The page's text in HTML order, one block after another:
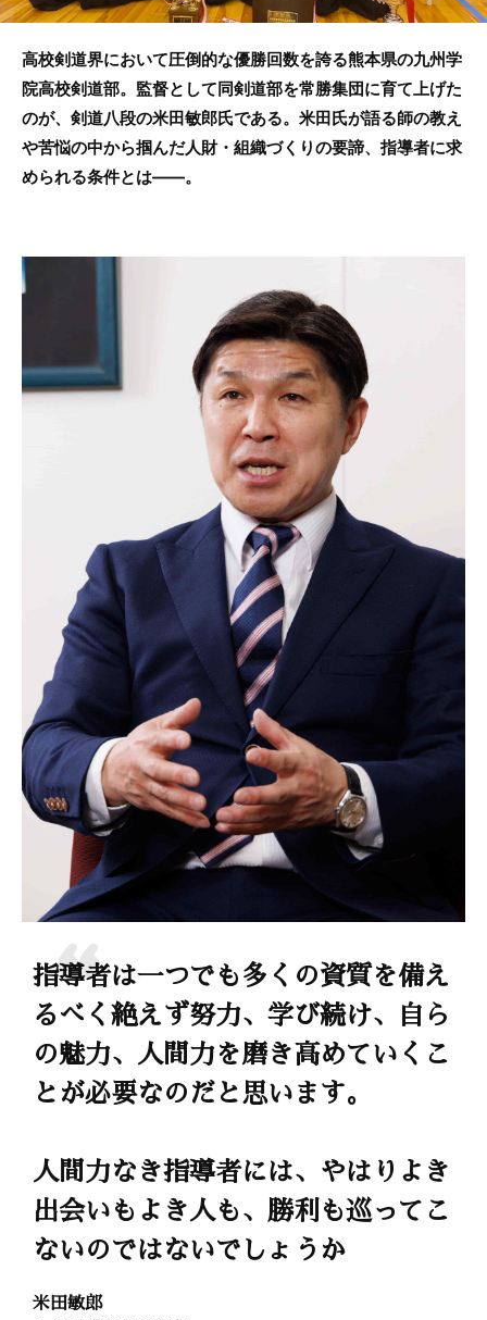
高校剣道界において圧倒的な優勝回数を誇る熊本県の九州学
院高校剣道部。監督として同剣道部を常勝集団に育て上げた
のが、剣道八段の米田敏郎氏である。米田氏が語る師の教え
や苦悩の中から掴んだ人財・組織づくりの要諦、指導者に求
められる条件とは――。
指導者は一つでも多くの資質を備え
るべく絶えず努力、学び続け、自ら
の魅力、人間力を磨き高めていくこ
とが必要なのだと思います。
人間力なき指導者には、やはりよき
出会いもよき人も、勝利も巡ってこ
ないのではないでしょうか
米田敏郎